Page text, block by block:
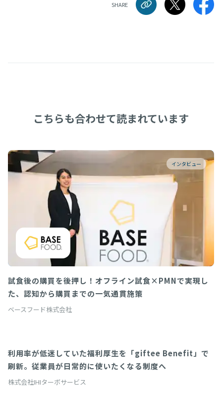
SHARE
こちらも合わせて読まれています
インタビュー
試食後の購買を後押し！オフライン試食×PMNで実現し
た、認知から購買までの一気通貫施策
ベースフード株式会社
giftee Benefit
利用率が低迷していた福利厚生を「giftee Benefit」で
刷新。従業員が日常的に使いたくなる制度へ
株式会社IHIターボサービス